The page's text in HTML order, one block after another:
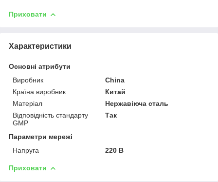
Приховати
Характеристики
Основні атрибути
Виробник
China
Країна виробник
Китай
Матеріал
Нержавіюча сталь
Відповідність стандарту
GMP
Так
Параметри мережі
Напруга
220 В
Приховати